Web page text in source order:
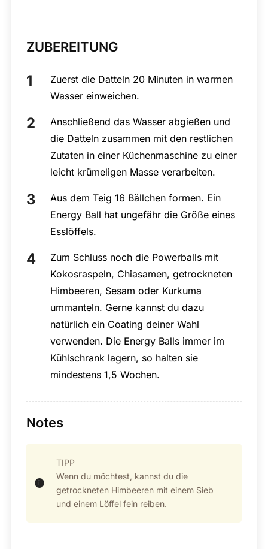
ZUBEREITUNG
Zuerst die Datteln 20 Minuten in warmen
Wasser einweichen.
Anschließend das Wasser abgießen und
die Datteln zusammen mit den restlichen
Zutaten in einer Küchenmaschine zu einer
leicht krümeligen Masse verarbeiten.
Aus dem Teig 16 Bällchen formen. Ein
Energy Ball hat ungefähr die Größe eines
Esslöffels.
Zum Schluss noch die Powerballs mit
Kokosraspeln, Chiasamen, getrockneten
Himbeeren, Sesam oder Kurkuma
ummanteln. Gerne kannst du dazu
natürlich ein Coating deiner Wahl
verwenden. Die Energy Balls immer im
Kühlschrank lagern, so halten sie
mindestens 1,5 Wochen.
Notes
TIPP
Wenn du möchtest, kannst du die
getrockneten Himbeeren mit einem Sieb
und einem Löffel fein reiben.